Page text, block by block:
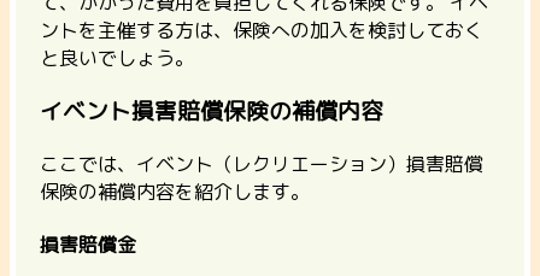
ントを主催する方は、保険への加入を検討しておく
と良いでしょう。
イベント損害賠償保険の補償内容
ここでは、イベント（レクリエーション）損害賠償
保険の補償内容を紹介します。
損害賠償金